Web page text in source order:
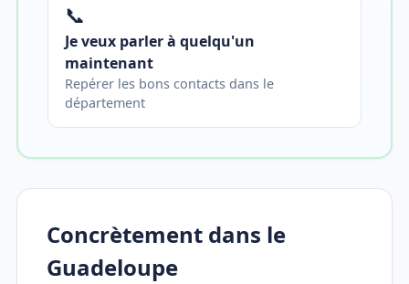
📞
Je veux parler à quelqu'un
maintenant
Repérer les bons contacts dans le
département
Concrètement dans le
Guadeloupe